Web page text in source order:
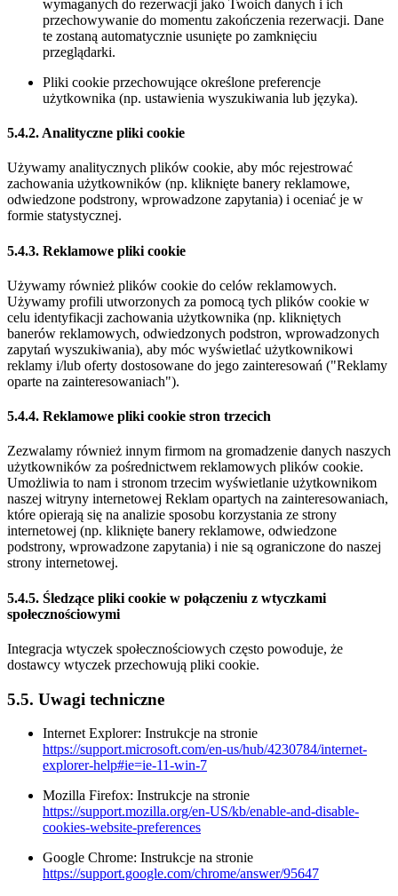
wymaganych do rezerwacji jako Twoich danych i ich
przechowywanie do momentu zakończenia rezerwacji. Dane
te zostaną automatycznie usunięte po zamknięciu
przeglądarki.
Pliki cookie przechowujące określone preferencje
użytkownika (np. ustawienia wyszukiwania lub języka).
5.4.2. Analityczne pliki cookie
Używamy analitycznych plików cookie, aby móc rejestrować
zachowania użytkowników (np. kliknięte banery reklamowe,
odwiedzone podstrony, wprowadzone zapytania) i oceniać je w
formie statystycznej.
5.4.3. Reklamowe pliki cookie
Używamy również plików cookie do celów reklamowych.
Używamy profili utworzonych za pomocą tych plików cookie w
celu identyfikacji zachowania użytkownika (np. klikniętych
banerów reklamowych, odwiedzonych podstron, wprowadzonych
zapytań wyszukiwania), aby móc wyświetlać użytkownikowi
reklamy i/lub oferty dostosowane do jego zainteresowań ("Reklamy
oparte na zainteresowaniach").
5.4.4. Reklamowe pliki cookie stron trzecich
Zezwalamy również innym firmom na gromadzenie danych naszych
użytkowników za pośrednictwem reklamowych plików cookie.
Umożliwia to nam i stronom trzecim wyświetlanie użytkownikom
naszej witryny internetowej Reklam opartych na zainteresowaniach,
które opierają się na analizie sposobu korzystania ze strony
internetowej (np. kliknięte banery reklamowe, odwiedzone
podstrony, wprowadzone zapytania) i nie są ograniczone do naszej
strony internetowej.
5.4.5. Śledzące pliki cookie w połączeniu z wtyczkami
społecznościowymi
Integracja wtyczek społecznościowych często powoduje, że
dostawcy wtyczek przechowują pliki cookie.
5.5. Uwagi techniczne
Internet Explorer: Instrukcje na stronie
https://support.microsoft.com/en-us/hub/4230784/internet-
explorer-help#ie=ie-11-win-7
Mozilla Firefox: Instrukcje na stronie
https://support.mozilla.org/en-US/kb/enable-and-disable-
cookies-website-preferences
Google Chrome: Instrukcje na stronie
https://support.google.com/chrome/answer/95647